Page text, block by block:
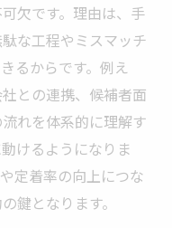
プロセスの特徴
は何か
スムーズな方法
いコツを紹介
化する秘訣
での動き方
ポイント整理
欠です。理由は、手
な工程やミスマッチ
るからです。例え
との連携、候補者面
れを体系的に理解す
けるようになりま
定着率の向上につな
鍵となります。